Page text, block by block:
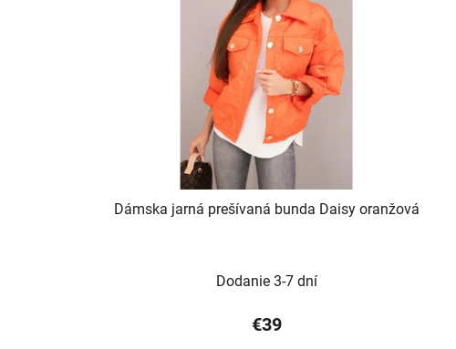
Dámska jarná prešívaná bunda Daisy oranžová
Dodanie 3-7 dní
€39